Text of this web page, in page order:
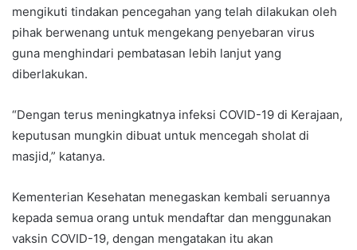
mengikuti tindakan pencegahan yang telah dilakukan oleh
pihak berwenang untuk mengekang penyebaran virus
guna menghindari pembatasan lebih lanjut yang
diberlakukan.
“Dengan terus meningkatnya infeksi COVID-19 di Kerajaan,
keputusan mungkin dibuat untuk mencegah sholat di
masjid,” katanya.
Kementerian Kesehatan menegaskan kembali seruannya
kepada semua orang untuk mendaftar dan menggunakan
vaksin COVID-19, dengan mengatakan itu akan